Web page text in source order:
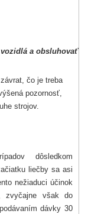
a obsluhovať
čo je treba
pozornosť,
strojov.
dôsledkom
liečby sa asi
nežiaduci účinok
zvyčajne však do
dávky 30